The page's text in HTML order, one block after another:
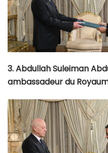
3. Abdullah Suleiman
ambassadeur du